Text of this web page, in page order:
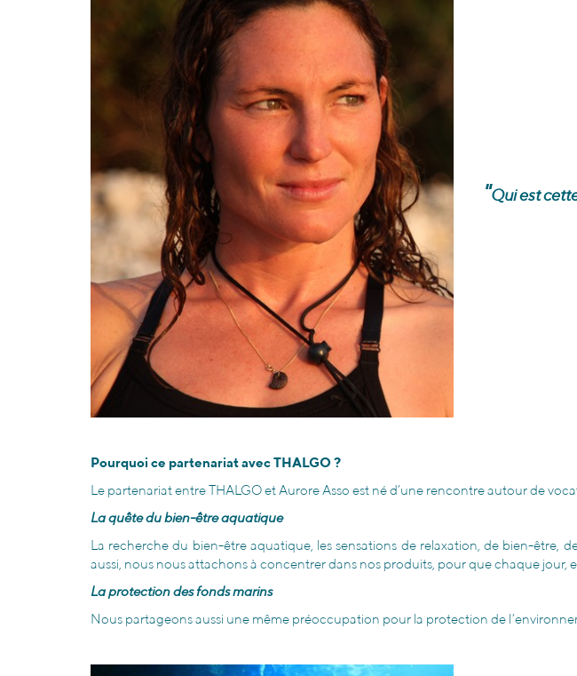
"Qui est
Pourquoi ce partenariat avec THALGO ?
Le partenariat entre THALGO et Aurore Asso est né d’une rencontre autour de
La quête du bien-être aquatique
La recherche du bien-être aquatique, les sensations de relaxation, de bien-être,
aussi, nous nous attachons à concentrer dans nos produits, pour que chaque jour,
La protection des fonds marins
Nous partageons aussi une même préoccupation pour la protection de